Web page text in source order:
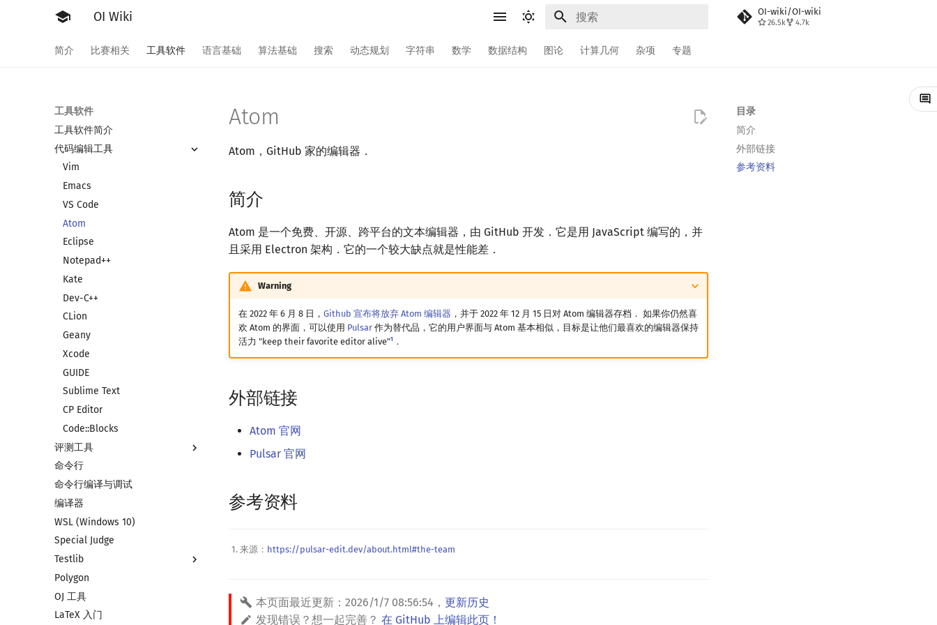
OI Wiki OI-wiki/OI-wiki
26.5k 4.7k
简介 比赛相关 工具软件 语言基础 算法基础 搜索 动态规划 字符串 数学 数据结构 图论 计算几何 杂项 专题
工具软件
工具软件简介
代码编辑工具
Vim
Emacs
VS Code
Atom
Eclipse
Notepad++
Kate
Dev-C++
CLion
Geany
Xcode
GUIDE
Sublime Text
CP Editor
Code::Blocks
评测工具
评测工具简介
Arbiter
Cena
CCR Plus
Lemon
命令行
命令行编译与调试
编译器
WSL (Windows 10)
Special Judge
Testlib
Testlib 简介
通用
Generator
Polygon
OJ 工具
LaTeX 入门
目录
简介
外部链接
参考资料
Atom
Atom，GitHub 家的编辑器．
简介
Atom 是一个免费、开源、跨平台的文本编辑器，由 GitHub 开发．它是用 JavaScript 编写的，并
且采用 Electron 架构．它的一个较大缺点就是性能差．
Warning
在 2022 年 6 月 8 日， Github 宣布将放弃 Atom 编辑器 ，并于 2022 年 12 月 15 日对 Atom 编辑器存档． 如果你仍然喜
欢 Atom 的界面，可以使用 Pulsar作为替代品，它的用户界面与 Atom 基本相似，目标是让他们最喜欢的编辑器保持
活力 "keep their favorite editor alive"1 ．
外部链接
Atom 官网
Pulsar 官网
参考资料
来源： https://pulsar-edit.dev/about.html#the-team
本页面最近更新： 2026/1/7 08:56:54 ， 更新历史
发现错误？想一起完善？ 在 GitHub 上编辑此页！